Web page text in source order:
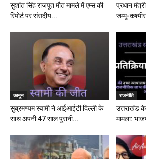
सुशांत सिंह राजपूत मौत मामले में एम्स की
रिपोर्ट पर संसदीय...
प्रधान
जम्मू-
कानून
सुब्रमण्यम स्वामी ने आईआईटी दिल्ली के
साथ अपनी 47 साल पुरानी...
राजनीति
उत्तराखंड
मामला: